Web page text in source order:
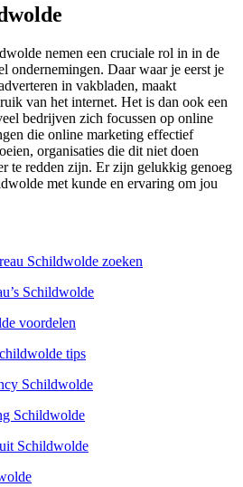
nemen een cruciale rol in in de
ondernemingen. Daar waar je eerst je
in vakbladen, maakt
van het internet. Het is dan ook een
bedrijven zich focussen op online
die online marketing effectief
organisaties die dit niet doen
te redden zijn. Er zijn gelukkig genoeg
met kunde en ervaring om jou
Schildwolde zoeken
Schildwolde
voordelen
tips
Schildwolde
Schildwolde
Schildwolde